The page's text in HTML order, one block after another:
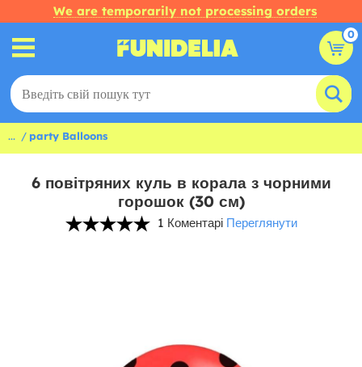
We are temporarily not processing orders
0
... party Balloons
6 повітряних куль в корала з чорними
горошок (30 см)
1 Коментарі Переглянути